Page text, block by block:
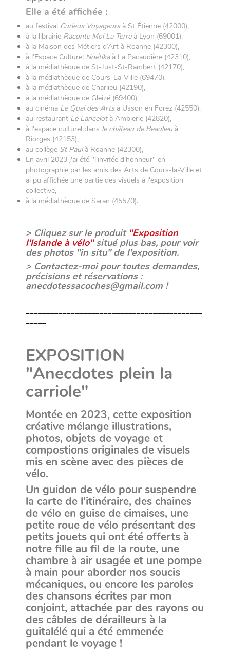
Elle a été affichée :
au festival Curieux Voyageurs à St Étienne (42000),
à la librairie Raconte Moi La Terreà Lyon (69001),
à la Maison des Métiers d’Art à Roanne (42300),
à l’Espace Culturel Noétikaà La Pacaudière (42310),
à la médiathèque de St-Just-St-Rambert (42170),
à la médiathèque de Cours-La-Ville (69470),
à la médiathèque de Charlieu (42190),
à la médiathèque de Gleizé (69400),
au cinéma Le Quai des Arts à Usson en Forez (42550),
au restaurant Le Lancelotà Ambierle (42820),
à l'espace culturel dans le château de Beaulieuà
Riorges (42153),
au collège St Paulà Roanne (42300),
En avril 2023 j'ai été "l'invitée d'honneur" en
photographie par les amis des Arts de Cours-la-Ville et
ai pu affichée une partie des visuels à l'exposition
collective,
à la médiathèque de Saran (45570).
> Cliquez sur le produit "Exposition
l'Islande à vélo"situé plus bas, pour voir
des photos "in situ" de l'exposition.
> Contactez-moi pour toutes demandes,
précisions et réservations :
anecdotessacoches@gmail.com !
___________________________________________
_____
EXPOSITION
"Anecdotes plein la
carriole"
Montée en 2023, cette exposition
créative mélange illustrations,
photos, objets de voyage et
compostions originales de visuels
mis en scène avec des pièces de
vélo.
Un guidon de vélo pour suspendre
la carte de l'itinéraire, des chaines
de vélo en guise de cimaises, une
petite roue de vélo présentant des
petits jouets qui ont été offerts à
notre fille au fil de la route, une
chambre à air usagée et une pompe
à main pour aborder nos soucis
mécaniques, ou encore les paroles
des chansons écrites par mon
conjoint, attachée par des rayons ou
des câbles de dérailleurs à la
guitalélé qui a été emmenée
pendant le voyage !